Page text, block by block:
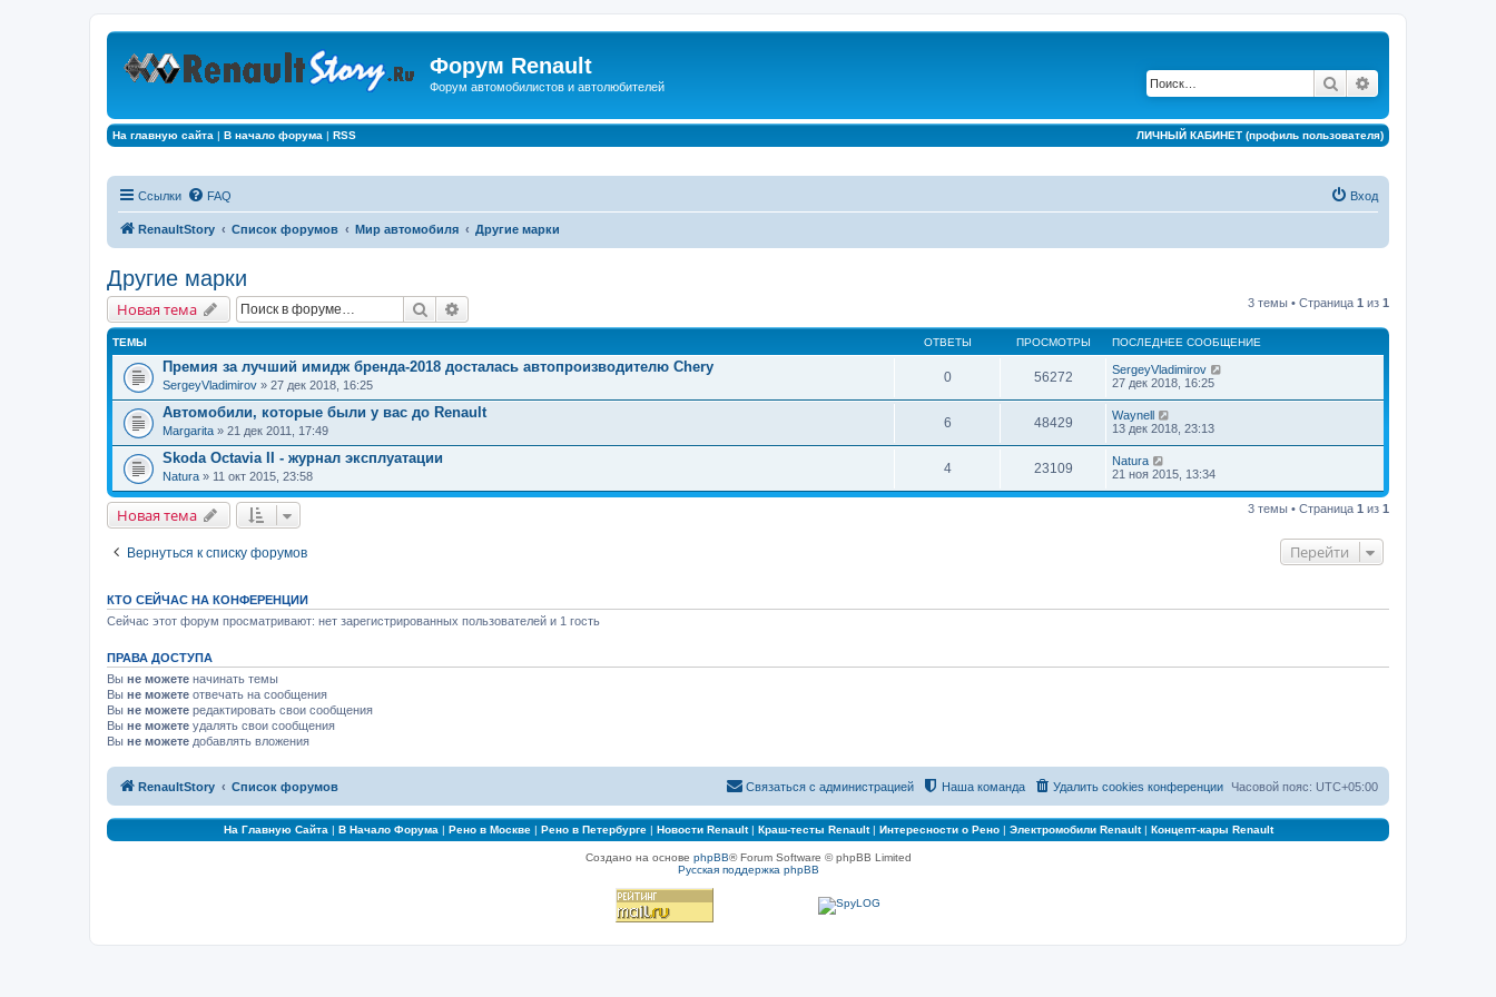
Форум Renault
Форум автомобилистов и автолюбителей Поиск
На главную сайта | В начало форума | RSS ЛИЧНЫЙ КАБИНЕТ (профиль пользователя)
Ссылки FAQ Вход
RenaultStory Список форумов Мир автомобиля Другие марки
Другие марки
Новая тема Поиск 3 темы • Страница 1 из 1
ТЕМЫ ОТВЕТЫ ПРОСМОТРЫ ПОСЛЕДНЕЕ СООБЩЕНИЕ
Премия за лучший имидж бренда-2018 досталась автопроизводителю Chery
SergeyVladimirov » 27 дек 2018, 16:25
0 56272
SergeyVladimirov
27 дек 2018, 16:25
Автомобили, которые были у вас до Renault
Margarita » 21 дек 2011, 17:49
6 48429
Waynell
13 дек 2018, 23:13
Skoda Octavia II - журнал эксплуатации
Natura » 11 окт 2015, 23:58
4 23109
Natura
21 ноя 2015, 13:34
Новая тема 3 темы • Страница 1 из 1
Вернуться к списку форумов Перейти
КТО СЕЙЧАС НА КОНФЕРЕНЦИИ
Сейчас этот форум просматривают: нет зарегистрированных пользователей и 1 гость
ПРАВА ДОСТУПА
Вы не можете начинать темы
Вы не можете отвечать на сообщения
Вы не можете редактировать свои сообщения
Вы не можете удалять свои сообщения
Вы не можете добавлять вложения
RenaultStory Список форумов Часовой пояс: UTC+05:00
Удалить cookies конференции
Наша команда
Связаться с администрацией
На Главную Сайта | В Начало Форума | Рено в Москве| Рено в Петербурге| Новости Renault| Краш-тесты Renault| Интересности о Рено| Электромобили Renault| Концепт-кары Renault
Создано на основе phpBB® Forum Software © phpBB Limited
Русская поддержка phpBB